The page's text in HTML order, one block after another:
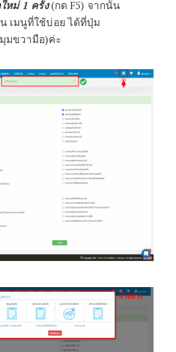
หม่ 1 ครั้ง(กด F5) จากนั้น
เมนูที่ใช้บ่อย ได้ที่ปุ่ม
ขวามือ)ค่ะ